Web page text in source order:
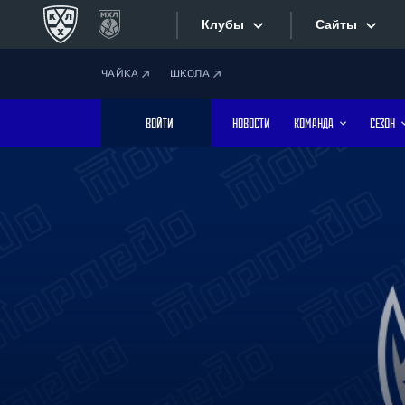
Клубы
Дивизион Боброва
Лада
Сайты
Текстовые
Фотобанк
ЧАЙКА ШКОЛА
ВОЙТИ НОВОСТИ КОМАНДА СЕЗОН